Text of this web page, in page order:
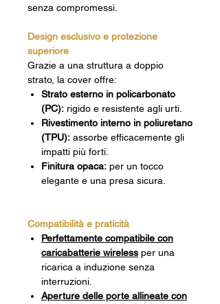
senza compromessi.
Design esclusivo e protezione
superiore
Grazie a una struttura a doppio
strato, la cover offre:
Strato esterno in policarbonato
(PC): rigido e resistente agli urti.
Rivestimento interno in poliuretano
(TPU): assorbe efficacemente gli
impatti più forti.
Finitura opaca: per un tocco
elegante e una presa sicura.
Compatibilità e praticità
Perfettamente compatibile con
caricabatterie wireless per una
ricarica a induzione senza
interruzioni.
Aperture delle porte allineate con